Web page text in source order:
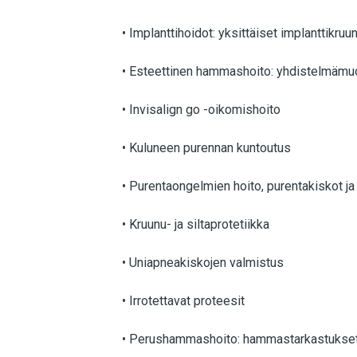
• Implanttihoidot: yksittäiset
• Esteettinen hammashoito:
• Invisalign go -oikomishoito
• Kuluneen purennan kuntoutus
• Purentaongelmien hoito, purentakiskot
• Kruunu- ja siltaprotetiikka
• Uniapneakiskojen valmistus
• Irrotettavat proteesit
• Perushammashoito: